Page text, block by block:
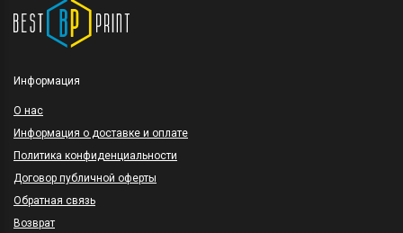
Информация
O нас
Информация о доставке и оплате
Политика конфиденциальности
Договор публичной оферты
Обратная связь
Возврат